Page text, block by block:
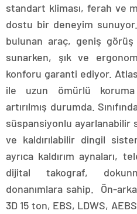
standart kliması, ferah ve
dostu bir deneyim sunuyor.
bulunan araç, geniş
sunarken, şık ve
konforu garanti ediyor.
ile uzun ömürlü koruma
artırılmış durumda.
süspansiyonlu ayarlanabilir
ve kaldırılabilir dingil
ayrıca kaldırım aynaları,
dijital takograf,
donanımlara sahip. Ön-
3D 15 ton, EBS, LDWS,